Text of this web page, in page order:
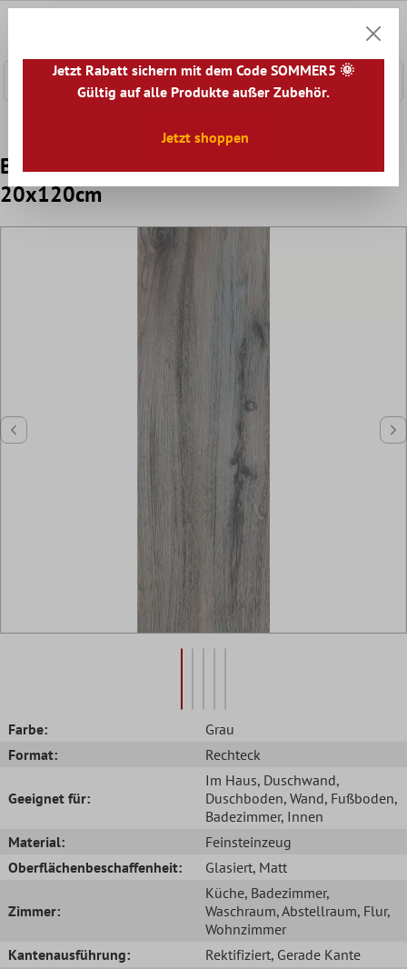
Bodenfliesen Holzoptik Fullwood Grau
20x120cm
Farbe:
Grau
Format:
Rechteck
Geeignet für:
Im Haus, Duschwand,
Duschboden, Wand, Fußboden,
Badezimmer, Innen
Material:
Feinsteinzeug
Oberflächenbeschaffenheit:
Glasiert, Matt
Zimmer:
Küche, Badezimmer,
Waschraum, Abstellraum, Flur,
Wohnzimmer
Kantenausführung:
Rektifiziert, Gerade Kante
Jetzt Rabatt sichern mit dem Code SOMMER5 🌞
Gültig auf alle Produkte außer Zubehör.
Jetzt shoppen